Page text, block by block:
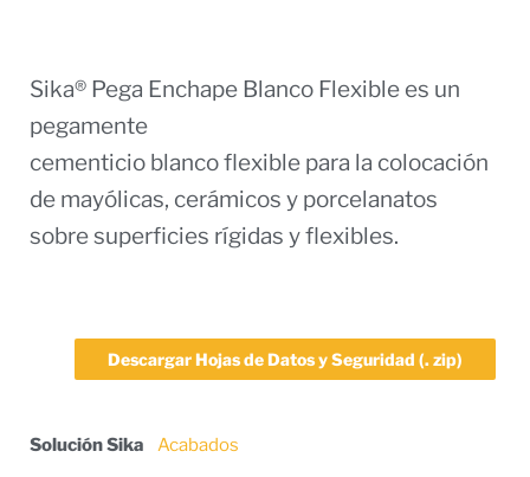
Sika® Pega Enchape Blanco Flexible es un
pegamente
cementicio blanco flexible para la colocación
de mayólicas, cerámicos y porcelanatos
sobre superficies rígidas y flexibles.
Descargar Hojas de Datos y Seguridad (. zip)
Solución Sika
Acabados